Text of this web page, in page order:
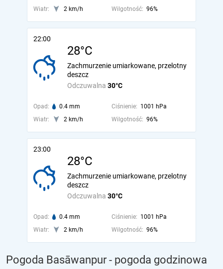
Wiatr:
2 km/h Wilgotność: 96%
22:00
28°C
Odczuwalna 30°C
Zachmurzenie umiarkowane, przelotny
deszcz
Opad: 0.4 mm Ciśnienie: 1001 hPa
Wiatr:
2 km/h Wilgotność: 96%
23:00
28°C
Odczuwalna 30°C
Zachmurzenie umiarkowane, przelotny
deszcz
Opad: 0.4 mm Ciśnienie: 1001 hPa
Wiatr:
2 km/h Wilgotność: 96%
Pogoda Basāwanpur - pogoda godzinowa